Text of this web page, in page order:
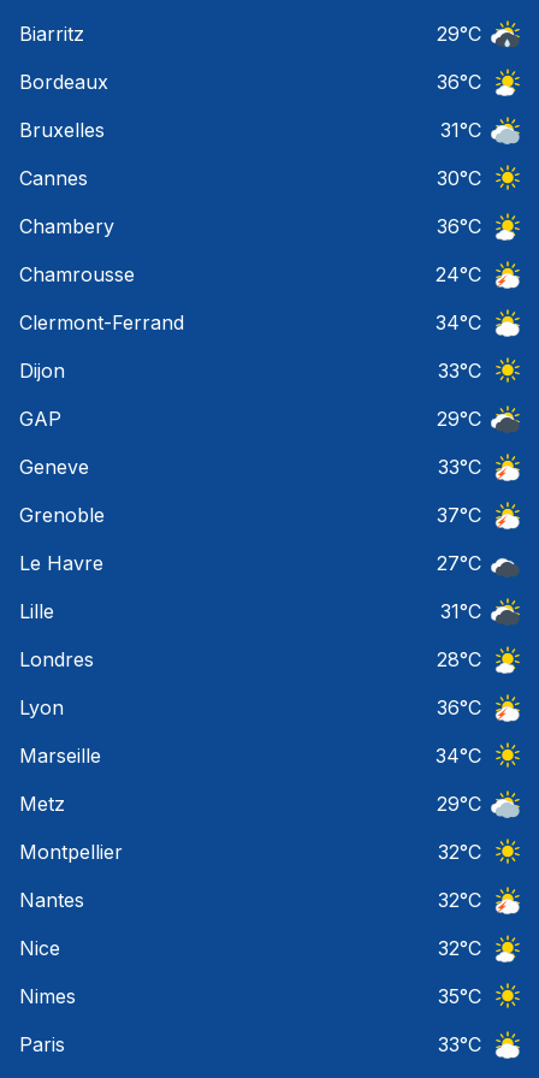
Biarritz
29°C
Bordeaux
36°C
Bruxelles
31°C
Cannes
30°C
Chambery
36°C
Chamrousse
24°C
Clermont-Ferrand
34°C
Dijon
33°C
GAP
29°C
Geneve
33°C
Grenoble
37°C
Le Havre
27°C
Lille
31°C
Londres
28°C
Lyon
36°C
Marseille
34°C
Metz
29°C
Montpellier
32°C
Nantes
32°C
Nice
32°C
Nimes
35°C
Paris
33°C